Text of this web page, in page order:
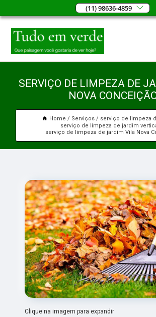
(11) 98636-4859
SERVIÇO DE LIMPEZA DE
NOVA
Home Serviços
serviço de limpeza
serviço de limpeza de jardim
serviço de limpeza de jardim Vila Nova
Clique na imagem para expandir